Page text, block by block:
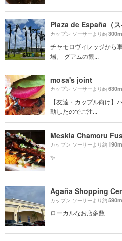
Plaza de España（ス
カップン ソーサーより約300m
チャモロヴィレッジから
場。 グアムの観...
mosa's joint
カップン ソーサーより約630m
【友達・カップル向け】
動したのでご注...
Meskla Chamoru
カップン ソーサーより約190m
✨
Agaña Shopping
カップン ソーサーより約590m
ローカルなお店多数